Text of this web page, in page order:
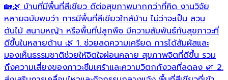
🏡🌿 บ้านที่มีพื้นที่สีเขียว ดีต่อสุขภาพมากกว่าที่คิด งานวิจัย
หลายฉบับพบว่า การมีพื้นที่สีเขียวใกล้บ้าน ไม่ว่าจะเป็น สวน
ต้นไม้ สนามหญ้า หรือพื้นที่ปลูกพืช มีความสัมพันธ์กับสุขภาวะที่
ดีขึ้นในหลายด้าน 🌿 1. ช่วยลดความเครียด การได้สัมผัสและ
มองเห็นธรรมชาติช่วยให้จิตใจผ่อนคลาย สุขภาพจิตที่ดีขึ้น รวม
ถึงความเสี่ยงของภาวะซึมเศร้าและความวิตกกังวลที่ลดลง 🌿 2.